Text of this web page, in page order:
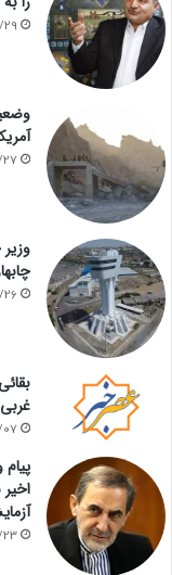
27
07
23